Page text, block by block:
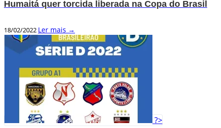
Humaitá quer torcida liberada na Copa do Brasil
18/02/2022 Ler mais →
?>